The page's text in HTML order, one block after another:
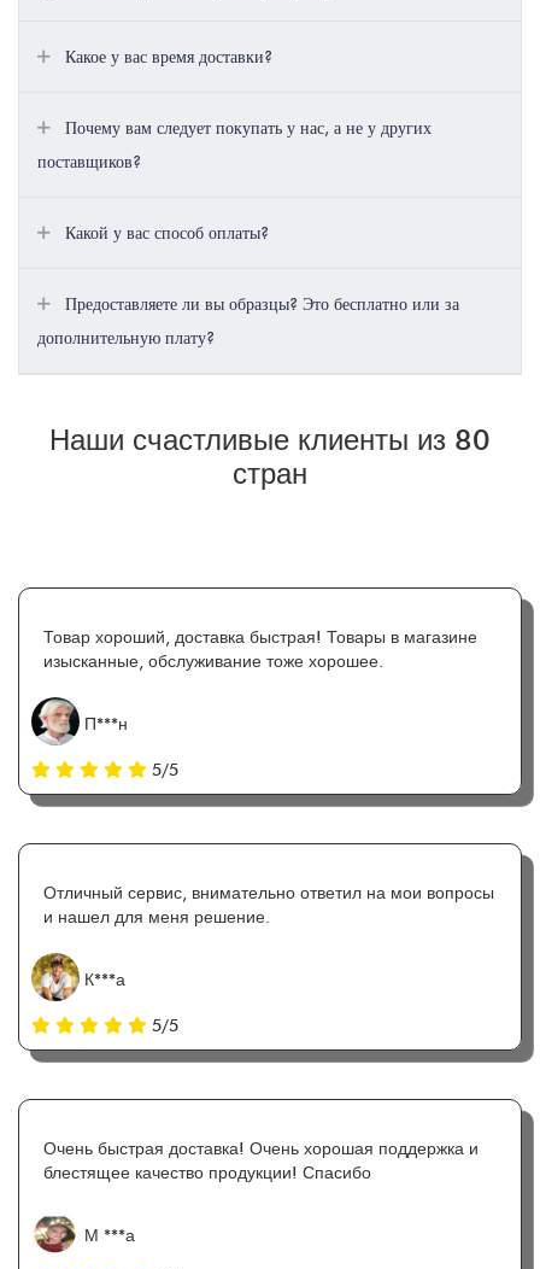
Какое у вас время доставки?
Почему вам следует покупать у нас, а не у других
поставщиков?
Какой у вас способ оплаты?
Предоставляете ли вы образцы? Это бесплатно или за
дополнительную плату?
Наши счастливые клиенты из 80
стран
Товар хороший, доставка быстрая! Товары в магазине
изысканные, обслуживание тоже хорошее.
П***н
5/5
Отличный сервис, внимательно ответил на мои вопросы
и нашел для меня решение.
К***а
5/5
Очень быстрая доставка! Очень хорошая поддержка и
блестящее качество продукции! Спасибо
М ***а